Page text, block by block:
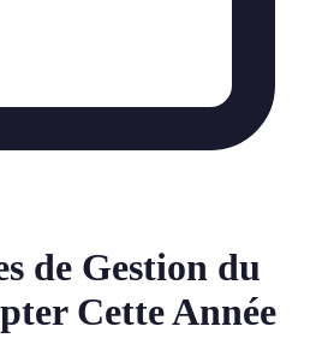
de Gestion du
Cette Année